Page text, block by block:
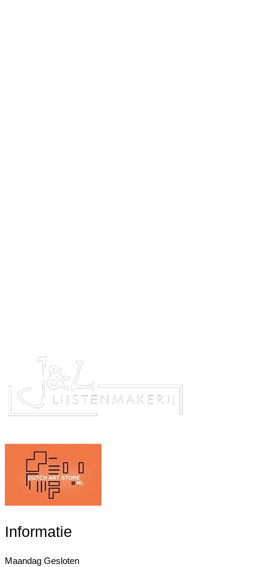
Informatie
Maandag Gesloten